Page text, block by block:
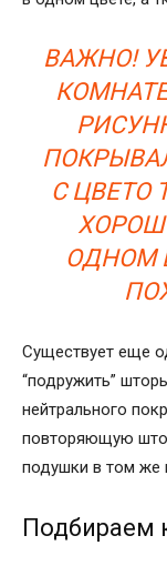
ВАЖНО!
С ЦВЕТО
ОДНОМ
Существует еще
“подружить”
нейтрального
повторяющую
подушки в том же
Подбираем